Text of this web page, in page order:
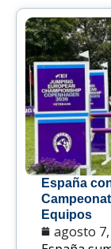
España
Equipos
agosto